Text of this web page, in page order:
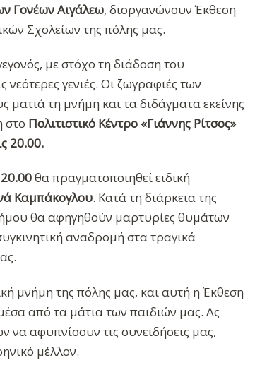
Γονέων Αιγάλεω, διοργανώνουν Έκθεση
Σχολείων της πόλης μας.
με στόχο τη διάδοση του
γενιές. Οι ζωγραφιές των
τη μνήμη και τα διδάγματα εκείνης
στο Πολιτιστικό Κέντρο «Γιάννης Ρίτσος»
20.00.
20.00θα πραγματοποιηθεί ειδική
Καμπάκογλου. Κατά τη διάρκεια της
θα αφηγηθούν μαρτυρίες θυμάτων
αναδρομή στα τραγικά
μνήμη της πόλης μας, και αυτή η Έκθεση
από τα μάτια των παιδιών μας. Ας
αφυπνίσουν τις συνειδήσεις μας,
μέλλον.